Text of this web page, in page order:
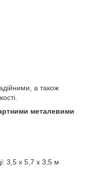
а також
металевими
3,5 x 5,7 x 3,5 м